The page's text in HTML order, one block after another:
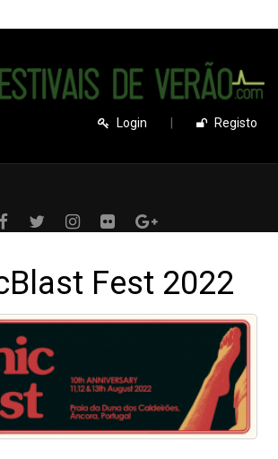
Login Registo
Fest 2022